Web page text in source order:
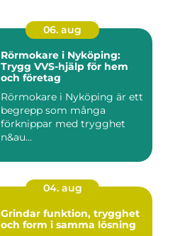
06. aug
Rörmokare i Nyköping:
Trygg VVS-hjälp för hem
och företag
Rörmokare i Nyköping är ett
begrepp som många
förknippar med trygghet
n&au...
04. aug
Grindar funktion, trygghet
och form i samma lösning